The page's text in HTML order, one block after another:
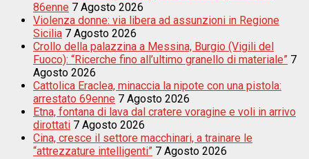
86enne 7 Agosto 2026
Violenza donne: via libera ad assunzioni in Regione
Sicilia 7 Agosto 2026
Crollo della palazzina a Messina, Burgio (Vigili del
Fuoco): “Ricerche fino all’ultimo granello di materiale” 7
Agosto 2026
Cattolica Eraclea, minaccia la nipote con una pistola:
arrestato 69enne 7 Agosto 2026
Etna, fontana di lava dal cratere voragine e voli in arrivo
dirottati 7 Agosto 2026
Cina, cresce il settore macchinari, a trainare le
“attrezzature intelligenti” 7 Agosto 2026